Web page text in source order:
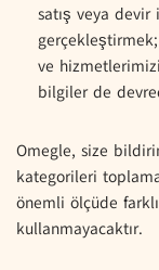
satış veya
ve
bilgiler de
Omegle, size
kategorileri
önemli ölçüde
kullanmayacaktır.